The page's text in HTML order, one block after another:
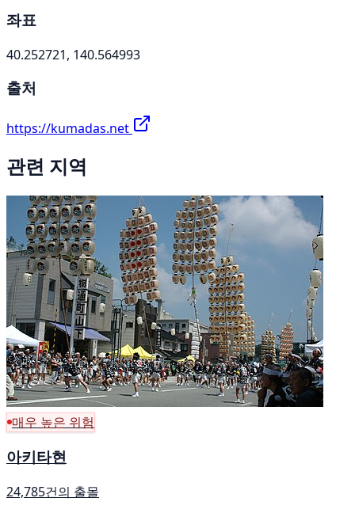
좌표
40.252721, 140.564993
출처
https://kumadas.net
관련 지역
매우 높은 위험
아키타현
24,785건의 출몰